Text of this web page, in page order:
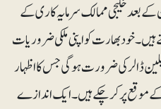
کے بعد خلیجی ممالک سرمایہ کاری کے
خود بھارت کو اپنی ملکی ضروریات
اگلے پانچ سال کے لیے ۵۰۰ بلین ڈالر کی ضرورت ہوگی جس کا اظہار
موقع پر کرچکے ہیں۔ ایک اندازے